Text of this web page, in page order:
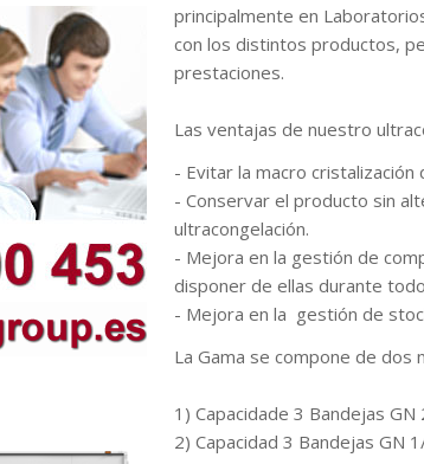
principalmente en
con los distintos productos,
prestaciones.
Las ventajas de nuestro
- Evitar la macro
- Conservar el producto sin
ultracongelación.
- Mejora en la gestión de
disponer de ellas durante
- Mejora en la gestión de
La Gama se compone de dos
1) Capacidade 3 Bandejas
2) Capacidad 3 Bandejas GN